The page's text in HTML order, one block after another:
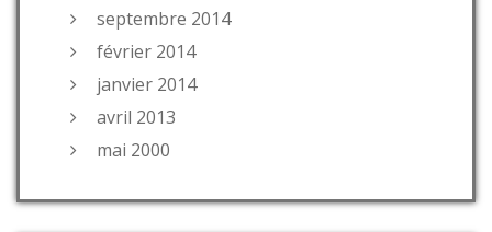
septembre 2014
février 2014
janvier 2014
avril 2013
mai 2000